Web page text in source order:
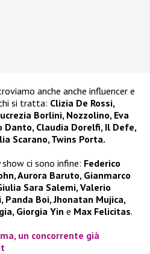
anche anche influencer e
si tratta: Clizia De Rossi,
Borlini, Nozzolino, Eva
Danto, Claudia Dorelfi, Il Defe,
Scarano, Twins Porta.
ci sono infine: Federico
Aurora Baruto, Gianmarco
Sara Salemi, Valerio
Panda Boi, Jhonatan Mujica,
Giorgia Yin e Max Felicitas.
un concorrente già